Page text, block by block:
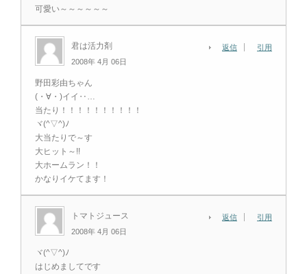
可愛い～～～～～～
君は活力剤
2008年 4月 06日
返信 引用
野田彩由ちゃん
(・∀・)イイ‥…
当たり！！！！！！！！！！
ヾ(^▽^)ﾉ
大当たりで～す
大ヒット～!!
大ホームラン！！
かなりイケてます！
トマトジュース
2008年 4月 06日
返信 引用
ヾ(^▽^)ﾉ
はじめましてです